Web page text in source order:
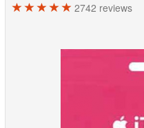
2742 reviews